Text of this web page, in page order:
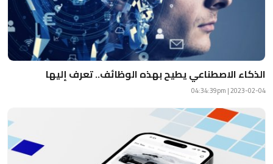
الذكاء الاصطناعي يطيح بهذه الوظائف.. تعرف إليها
2023-02-04 | 04:34:39pm